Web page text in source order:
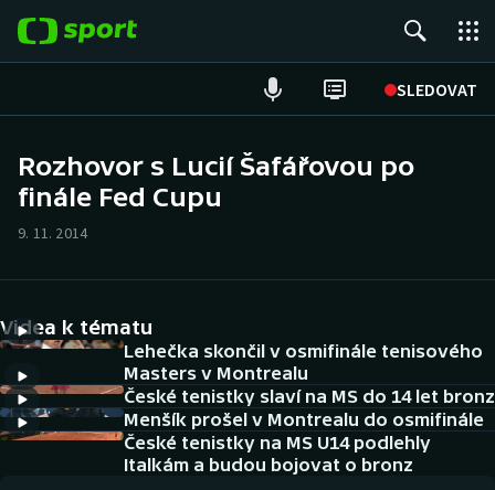
SLEDOVAT
Hokej
Cyklistika
DALŠÍ SPORTY
Americký fotbal
NEPŘEHLÉDNĚTE
Rozhovor s Lucií Šafářovou po
finále Fed Cupu
9. 11. 2014
Videa k tématu
Lehečka skončil v osmifinále tenisového
Masters v Montrealu
České tenistky slaví na MS do 14 let bronz
Menšík prošel v Montrealu do osmifinále
České tenistky na MS U14 podlehly
Italkám a budou bojovat o bronz